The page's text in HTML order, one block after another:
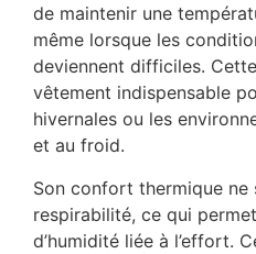
de maintenir une
même lorsque les
deviennent difficiles.
vêtement indispensable
hivernales ou les
et au froid.
Son confort thermique ne
respirabilité, ce qui
d’humidité liée à l’effort.